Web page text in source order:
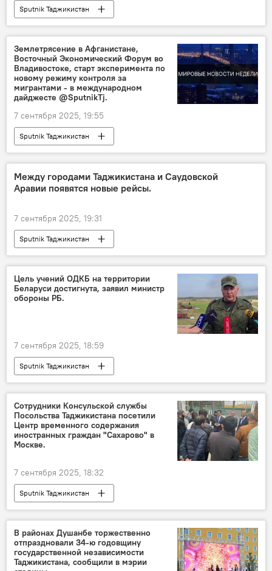
Sputnik Таджикистан
Землетрясение в Афганистане,
Восточный Экономический Форум во
Владивостоке, старт эксперимента по
новому режиму контроля за
мигрантами - в международном
дайджесте @SputnikTj.
7 сентября 2025, 19:55
Sputnik Таджикистан
Между городами Таджикистана и Саудовской
Аравии появятся новые рейсы.
7 сентября 2025, 19:31
Sputnik Таджикистан
Цель учений ОДКБ на территории
Беларуси достигнута, заявил министр
обороны РБ.
7 сентября 2025, 18:59
Sputnik Таджикистан
Сотрудники Консульской службы
Посольства Таджикистана посетили
Центр временного содержания
иностранных граждан "Сахарово" в
Москве.
7 сентября 2025, 18:32
Sputnik Таджикистан
В районах Душанбе торжественно
отпраздновали 34-ю годовщину
государственной независимости
Таджикистана, сообщили в мэрии